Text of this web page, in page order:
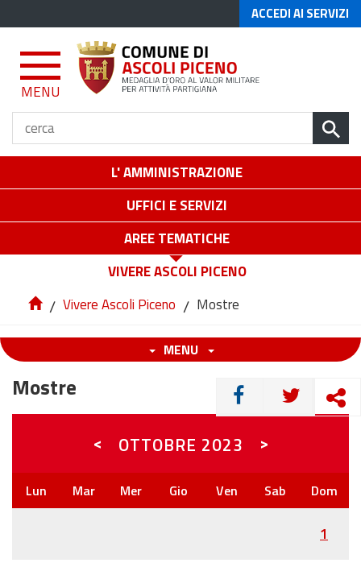
ACCEDI AI SERVIZI
MENU
L' AMMINISTRAZIONE
UFFICI E SERVIZI
AREE TEMATICHE
VIVERE ASCOLI PICENO
/ Vivere Ascoli Piceno / Mostre
MENU
CONDIVIDI
Mostre
< OTTOBRE 2023 >
1